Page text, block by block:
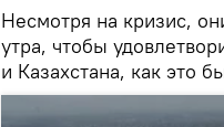
Несмотря на кризис,
утра, чтобы
и Казахстана, как это